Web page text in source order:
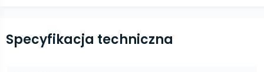
Specyfikacja techniczna